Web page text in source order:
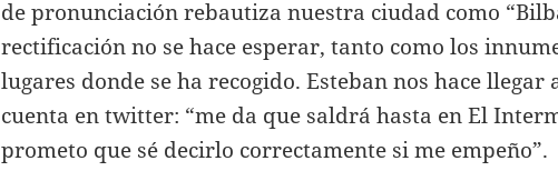
de pronunciación rebautiza nuestra ciudad como
rectificación no se hace esperar, tanto como los
lugares donde se ha recogido. Esteban nos hace llegar
cuenta en twitter: “me da que saldrá hasta en El
prometo que sé decirlo correctamente si me empeño”.